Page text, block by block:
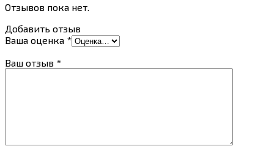
Отзывов пока нет.
Добавить отзыв
Ваша оценка *
Ваш отзыв *